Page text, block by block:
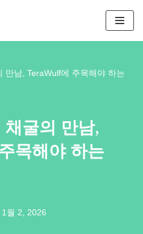
만남, TeraWulf에 주목해야 하는
굴의 만남,
목해야 하는
1월 2, 2026